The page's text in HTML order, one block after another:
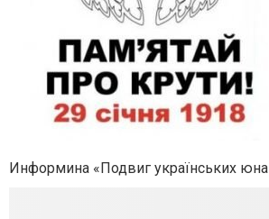
Информина «Подвиг українських